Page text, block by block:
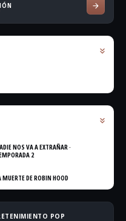
NOS VA A EXTRAÑAR ·
2
MUERTE DE ROBIN HOOD
POP